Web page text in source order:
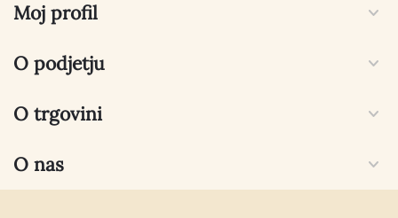
Moj profil
O podjetju
O trgovini
O nas